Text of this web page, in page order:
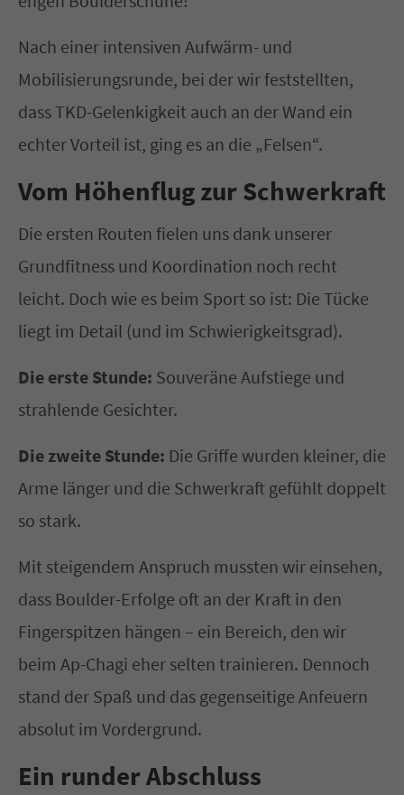
Nach einer intensiven Aufwärm- und
Mobilisierungsrunde, bei der wir feststellten,
dass TKD-Gelenkigkeit auch an der Wand ein
echter Vorteil ist, ging es an die „Felsen“.
Vom Höhenflug zur Schwerkraft
Die ersten Routen fielen uns dank unserer
Grundfitness und Koordination noch recht
leicht. Doch wie es beim Sport so ist: Die Tücke
liegt im Detail (und im Schwierigkeitsgrad).
Die erste Stunde: Souveräne Aufstiege und
strahlende Gesichter.
Die zweite Stunde: Die Griffe wurden kleiner, die
Arme länger und die Schwerkraft gefühlt doppelt
so stark.
Mit steigendem Anspruch mussten wir einsehen,
dass Boulder-Erfolge oft an der Kraft in den
Fingerspitzen hängen – ein Bereich, den wir
beim Ap-Chagi eher selten trainieren. Dennoch
stand der Spaß und das gegenseitige Anfeuern
absolut im Vordergrund.
Ein runder Abschluss